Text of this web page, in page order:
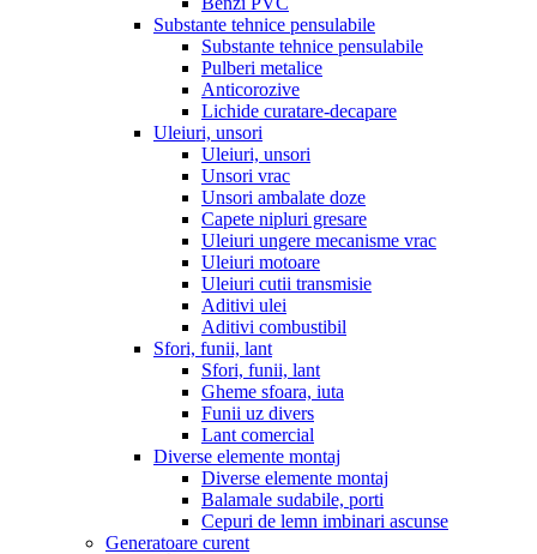
Substante tehnice pensulabile
Substante tehnice pensulabile
Pulberi metalice
Anticorozive
Lichide curatare-decapare
Uleiuri, unsori
Uleiuri, unsori
Unsori vrac
Unsori ambalate doze
Capete nipluri gresare
Uleiuri ungere mecanisme vrac
Uleiuri motoare
Uleiuri cutii transmisie
Aditivi ulei
Aditivi combustibil
Sfori, funii, lant
Sfori, funii, lant
Gheme sfoara, iuta
Funii uz divers
Lant comercial
Diverse elemente montaj
Diverse elemente montaj
Balamale sudabile, porti
Cepuri de lemn imbinari ascunse
Generatoare curent